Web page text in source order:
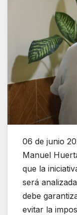
06 de junio
Manuel
que la
será
debe
evitar la